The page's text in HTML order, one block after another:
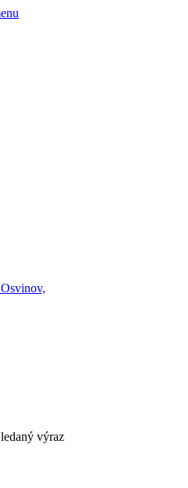
výraz